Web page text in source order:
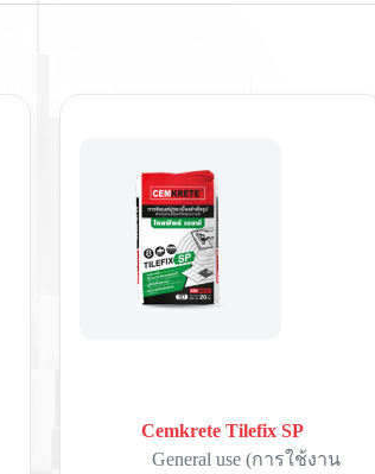
Cemkrete Tilefix SP
General use (การใช้งาน